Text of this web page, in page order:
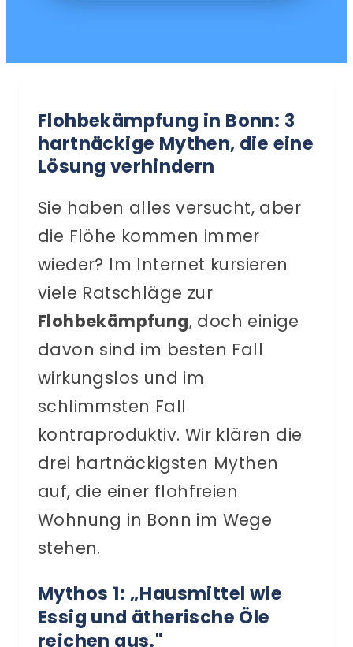
Flohbekämpfung in Bonn: 3
hartnäckige Mythen, die eine
Lösung verhindern
Sie haben alles versucht, aber
die Flöhe kommen immer
wieder? Im Internet kursieren
viele Ratschläge zur
Flohbekämpfung, doch einige
davon sind im besten Fall
wirkungslos und im
schlimmsten Fall
kontraproduktiv. Wir klären die
drei hartnäckigsten Mythen
auf, die einer flohfreien
Wohnung in Bonn im Wege
stehen.
Mythos 1: „Hausmittel wie
Essig und ätherische Öle
reichen aus."